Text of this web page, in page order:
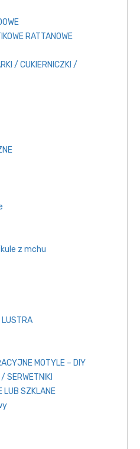
RATTANOWE
/ CUKIERNICZKI /
z mchu
MOTYLE – DIY
SERWETNIKI
LUB SZKLANE